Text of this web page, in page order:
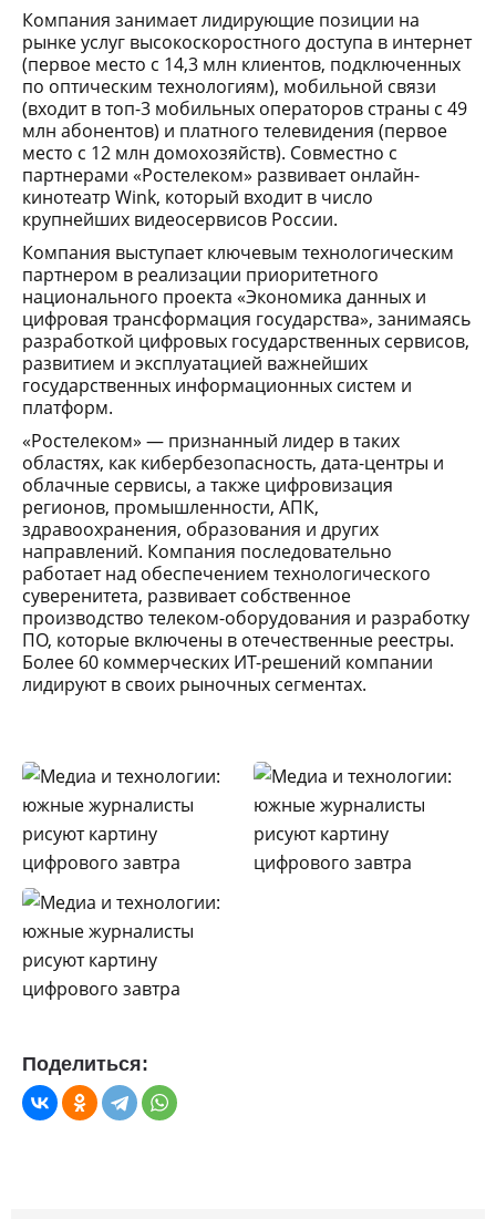
Компания занимает лидирующие позиции на
рынке услуг высокоскоростного доступа в интернет
(первое место с 14,3 млн клиентов, подключенных
по оптическим технологиям), мобильной связи
(входит в топ-3 мобильных операторов страны с 49
млн абонентов) и платного телевидения (первое
место с 12 млн домохозяйств). Совместно с
партнерами «Ростелеком» развивает онлайн-
кинотеатр Wink, который входит в число
крупнейших видеосервисов России.
Компания выступает ключевым технологическим
партнером в реализации приоритетного
национального проекта «Экономика данных и
цифровая трансформация государства», занимаясь
разработкой цифровых государственных сервисов,
развитием и эксплуатацией важнейших
государственных информационных систем и
платформ.
«Ростелеком» — признанный лидер в таких
областях, как кибербезопасность, дата-центры и
облачные сервисы, а также цифровизация
регионов, промышленности, АПК,
здравоохранения, образования и других
направлений. Компания последовательно
работает над обеспечением технологического
суверенитета, развивает собственное
производство телеком-оборудования и разработку
ПО, которые включены в отечественные реестры.
Более 60 коммерческих ИТ-решений компании
лидируют в своих рыночных сегментах.
Поделиться: